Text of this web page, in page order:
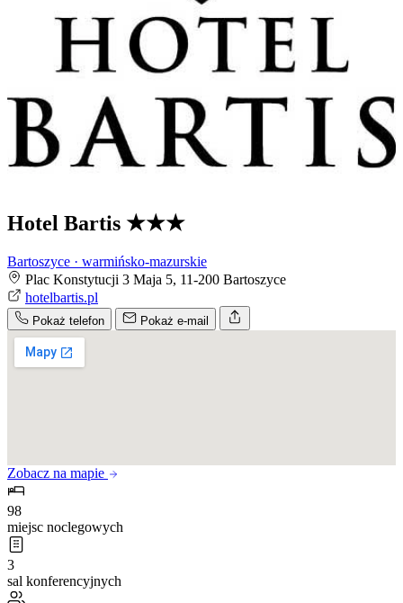
Hotel Bartis ★★★
Bartoszyce · warmińsko-mazurskie
Plac Konstytucji 3 Maja 5, 11-200 Bartoszyce
hotelbartis.pl
Pokaż telefon Pokaż e-mail
Zobacz na mapie
98
miejsc noclegowych
3
sal konferencyjnych